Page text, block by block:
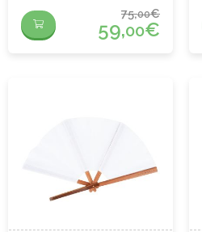
75,00€
59,00€